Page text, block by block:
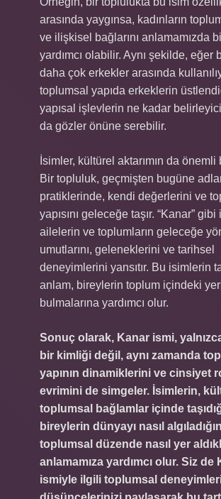
arasında yaygınsa, kadınların
ve ilişkisel bağlarını anlamamızda
yardımcı olabilir. Aynı şekilde, eğer
daha çok erkekler arasında
toplumsal yapıda erkeklerin
yapısal işlevlerin ne kadar
da gözler önüne serebilir.
İsimler, kültürel aktarımın da önemli
Bir topluluk, geçmişten bugüne
pratiklerinde, kendi değerlerini ve
yapısını geleceğe taşır. “Kanar” gibi
ailelerin ve toplumların geleceğe
umutlarını, geleneklerini ve tarihsel
deneyimlerini yansıtır. Bu isimlerin
anlam, bireylerin toplum içindeki
bulmalarına yardımcı olur.
Sonuç olarak, Kanar ismi,
bir kimliği değil, aynı zamanda
yapının dinamiklerini ve cinsiyet
evrimini de simgeler. İsimlerin,
toplumsal bağlamlar içinde
bireylerin dünyayı nasıl
toplumsal düzende nasıl yer
anlamamıza yardımcı olur. Siz de
ismiyle ilgili toplumsal